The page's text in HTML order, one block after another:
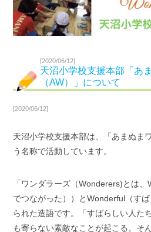
[2020/06/12]
天沼小学校支援本部「あ
（AW）」について
[2020/06/12]
天沼小学校支援本部は、「あまぬま
う名称で活動しています。
「ワンダラーズ（Wonderers)とは
でつながった））とWonderful（す
られた造語です。「すばらしい人た
も寄らない素敵なことが起こる。そ